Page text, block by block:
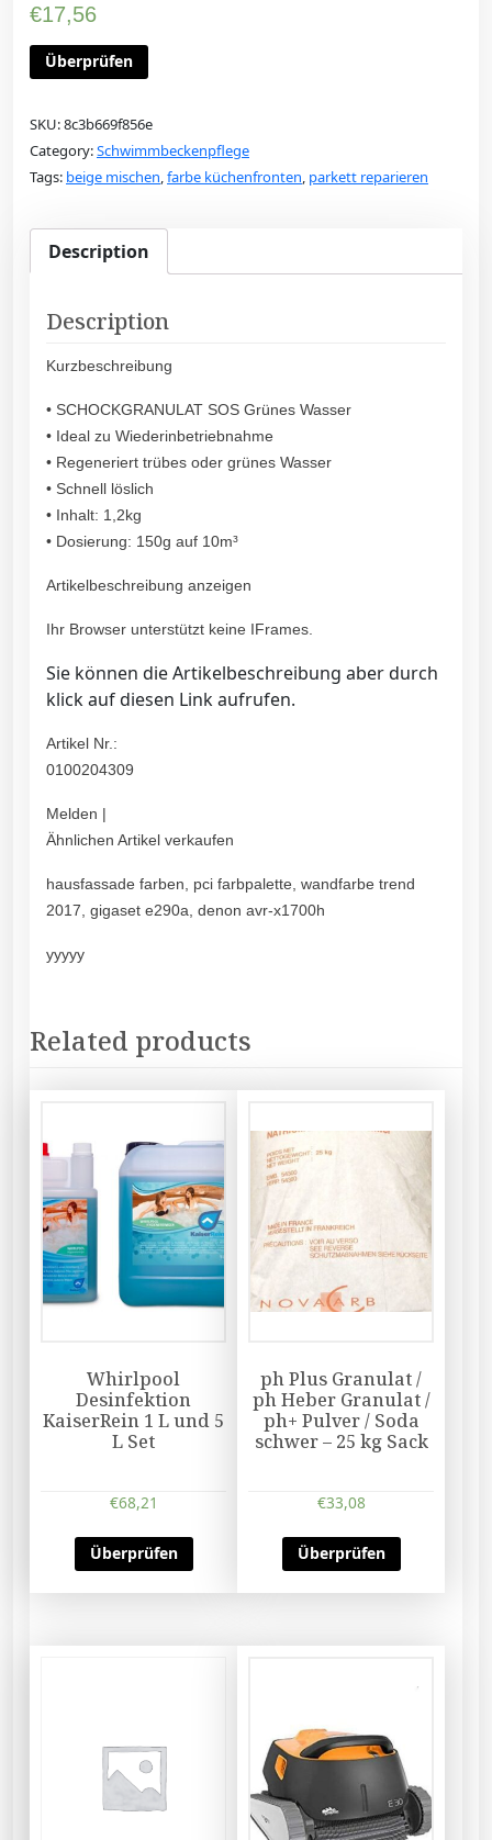
€17,56
Überprüfen
SKU:8c3b669f856e
Category:Schwimmbeckenpflege
Tags: beige mischen,farbe küchenfronten, parkett reparieren
Description
Description
Kurzbeschreibung
• SCHOCKGRANULAT SOS Grünes Wasser
• Ideal zu Wiederinbetriebnahme
• Regeneriert trübes oder grünes Wasser
• Schnell löslich
• Inhalt: 1,2kg
• Dosierung: 150g auf 10m³
Artikelbeschreibung anzeigen
Ihr Browser unterstützt keine IFrames.
Sie können die Artikelbeschreibung aber durch
klick auf diesen Link aufrufen.
Artikel Nr.:
0100204309
Melden |
Ähnlichen Artikel verkaufen
hausfassade farben, pci farbpalette, wandfarbe trend
2017, gigaset e290a, denon avr-x1700h
yyyyy
Related products
Whirlpool
Desinfektion
KaiserRein 1 L und 5
L Set
€68,21
Überprüfen
ph Plus Granulat /
ph Heber Granulat /
ph+ Pulver / Soda
schwer – 25 kg Sack
€33,08
Überprüfen